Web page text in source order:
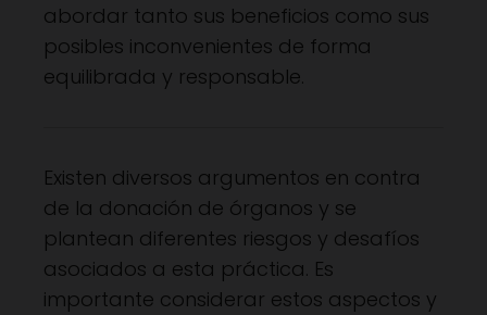
abordar tanto sus beneficios como sus
posibles inconvenientes de forma
equilibrada y responsable.
Existen diversos argumentos en contra
de la donación de órganos y se
plantean diferentes riesgos y desafíos
asociados a esta práctica. Es
importante considerar estos aspectos y